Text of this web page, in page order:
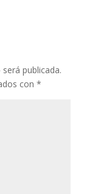
publicada.
con *